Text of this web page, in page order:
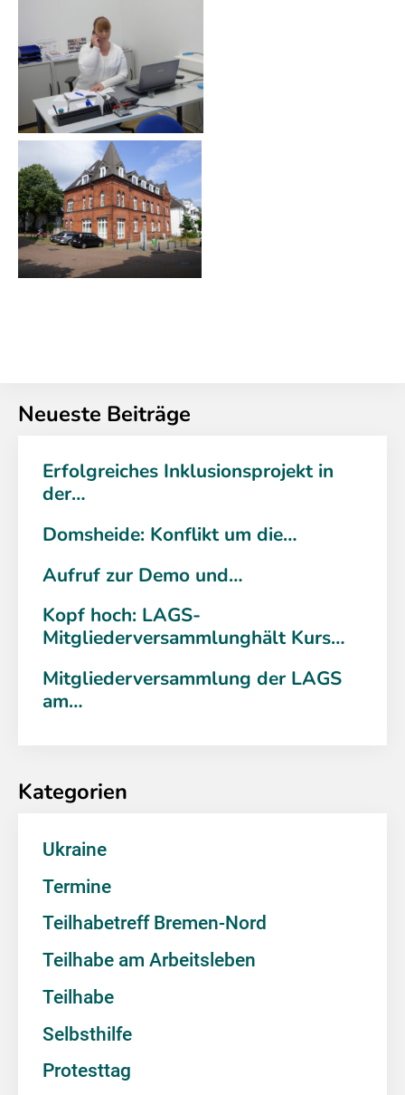
Neueste Beiträge
Erfolgreiches Inklusionsprojekt in
der…
Domsheide: Konflikt um die…
Aufruf zur Demo und…
Kopf hoch: LAGS-
Mitgliederversammlunghält Kurs…
Mitgliederversammlung der LAGS
am…
Kategorien
Ukraine
Termine
Teilhabetreff Bremen-Nord
Teilhabe am Arbeitsleben
Teilhabe
Selbsthilfe
Protesttag